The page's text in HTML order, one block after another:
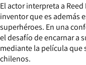
El actor interpreta a
inventor que es además
superhéroes. En una
el desafío de encarnar a
mediante la película que
chilenos.